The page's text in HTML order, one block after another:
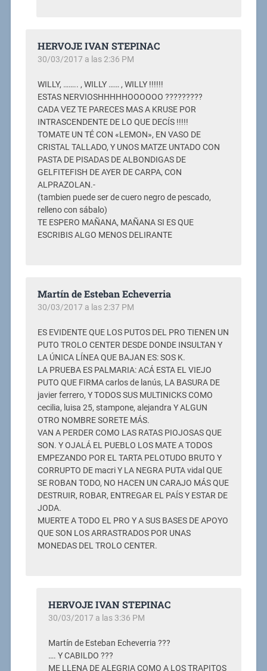
HERVOJE IVAN STEPINAC
30/03/2017 a las 2:36 PM
WILLY, …….. , WILLY …… , WILLY !!!!!!
ESTAS NERVIOSHHHHHOOOOOO ?????????
CADA VEZ TE PARECES MAS A KRUSE POR
INTRASCENDENTE DE LO QUE DECÍS !!!!!
TOMATE UN TÉ CON «LEMON», EN VASO DE
CRISTAL TALLADO, Y UNOS MATZE UNTADO CON
PASTA DE PISADAS DE ALBONDIGAS DE
GELFITEFISH DE AYER DE CARPA, CON
ALPRAZOLAN.-
(tambien puede ser de cuero negro de pescado,
relleno con sábalo)
TE ESPERO MAÑANA, MAÑANA SI ES QUE
ESCRIBIS ALGO MENOS DELIRANTE
Martín de Esteban Echeverria
30/03/2017 a las 2:37 PM
ES EVIDENTE QUE LOS PUTOS DEL PRO TIENEN UN
PUTO TROLO CENTER DESDE DONDE INSULTAN Y
LA ÚNICA LÍNEA QUE BAJAN ES: SOS K.
LA PRUEBA ES PALMARIA: ACÁ ESTA EL VIEJO
PUTO QUE FIRMA carlos de lanús, LA BASURA DE
javier ferrero, Y TODOS SUS MULTINICKS COMO
cecilia, luisa 25, stampone, alejandra Y ALGUN
OTRO NOMBRE SORETE MÁS.
VAN A PERDER COMO LAS RATAS PIOJOSAS QUE
SON. Y OJALÁ EL PUEBLO LOS MATE A TODOS
EMPEZANDO POR EL TARTA PELOTUDO BRUTO Y
CORRUPTO DE macri Y LA NEGRA PUTA vidal QUE
SE ROBAN TODO, NO HACEN UN CARAJO MÁS QUE
DESTRUIR, ROBAR, ENTREGAR EL PAÍS Y ESTAR DE
JODA.
MUERTE A TODO EL PRO Y A SUS BASES DE APOYO
QUE SON LOS ARRASTRADOS POR UNAS
MONEDAS DEL TROLO CENTER.
HERVOJE IVAN STEPINAC
30/03/2017 a las 3:36 PM
Martín de Esteban Echeverria ???
…. Y CABILDO ???
ME LLENA DE ALEGRIA COMO A LOS TRAPITOS